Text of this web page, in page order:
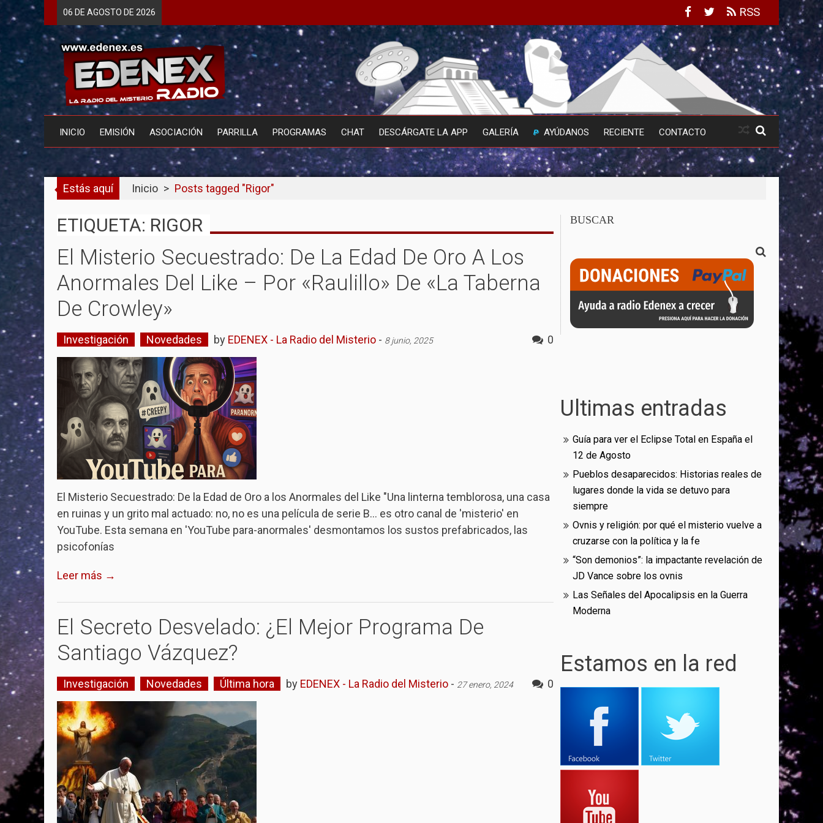
Skip
to
content
06 DE AGOSTO DE 2026 RSS
INICIO EMISIÓN ASOCIACIÓN PARRILLA PROGRAMAS CHAT DESCÁRGATE LA APP GALERÍA AYÚDANOS RECIENTE CONTACTO
Estás aquí Inicio > Posts tagged "Rigor"
ETIQUETA: RIGOR
El Misterio Secuestrado: De La Edad De Oro A Los
Anormales Del Like – Por «Raulillo» De «La Taberna
De Crowley»
Investigación Novedades by EDENEX - La Radio del Misterio - 8 junio, 2025 0
El Misterio Secuestrado: De la Edad de Oro a los Anormales del Like "Una linterna temblorosa, una casa
en ruinas y un grito mal actuado: no, no es una película de serie B... es otro canal de 'misterio' en
YouTube. Esta semana en 'YouTube para-anormales' desmontamos los sustos prefabricados, las
psicofonías
Leer más →
El Secreto Desvelado: ¿El Mejor Programa De
Santiago Vázquez?
Investigación Novedades Última hora by EDENEX - La Radio del Misterio - 27 enero, 2024 0
BUSCAR
Ultimas entradas
Guía para ver el Eclipse Total en España el
12 de Agosto
Pueblos desaparecidos: Historias reales de
lugares donde la vida se detuvo para
siempre
Ovnis y religión: por qué el misterio vuelve a
cruzarse con la política y la fe
“Son demonios”: la impactante revelación de
JD Vance sobre los ovnis
Las Señales del Apocalipsis en la Guerra
Moderna
Estamos en la red